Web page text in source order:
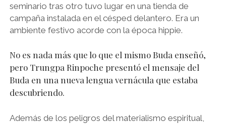
seminario tras otro tuvo lugar en una tienda de
campaña instalada en el césped delantero. Era un
ambiente festivo acorde con la época hippie.
No es nada más que lo que el mismo Buda enseñó,
pero Trungpa Rinpoche presentó el mensaje del
Buda en una nueva lengua vernácula que estaba
descubriendo.
Además de los peligros del materialismo espiritual,